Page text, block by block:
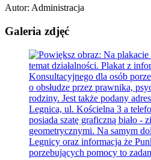
Autor: Administracja
Galeria zdjęć